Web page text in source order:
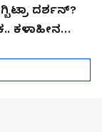
ದರ್ಶನ್?
ಕಳಾಹೀನ